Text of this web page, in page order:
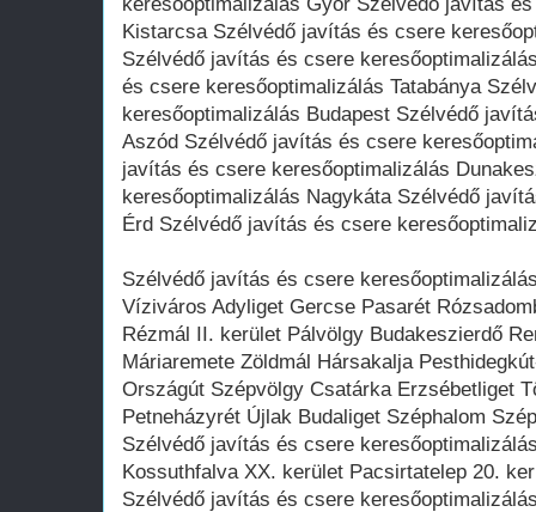
Kistarcsa Szélvédő javítás és csere
Szélvédő javítás és csere
és csere keresőoptimalizálás Tatabánya
keresőoptimalizálás Budapest Szélvédő
Aszód Szélvédő javítás és csere
javítás és csere keresőoptimalizálás
keresőoptimalizálás Nagykáta Szélvédő
Érd Szélvédő javítás és csere
Szélvédő javítás és csere
Víziváros Adyliget Gercse Pasarét
Rézmál II. kerület Pálvölgy Budakeszierdő
Máriaremete Zöldmál Hársakalja
Országút Szépvölgy Csatárka Erzsébetliget
Petneházyrét Újlak Budaliget Széphalom
Szélvédő javítás és csere
Kossuthfalva XX. kerület Pacsirtatelep 20.
Szélvédő javítás és csere